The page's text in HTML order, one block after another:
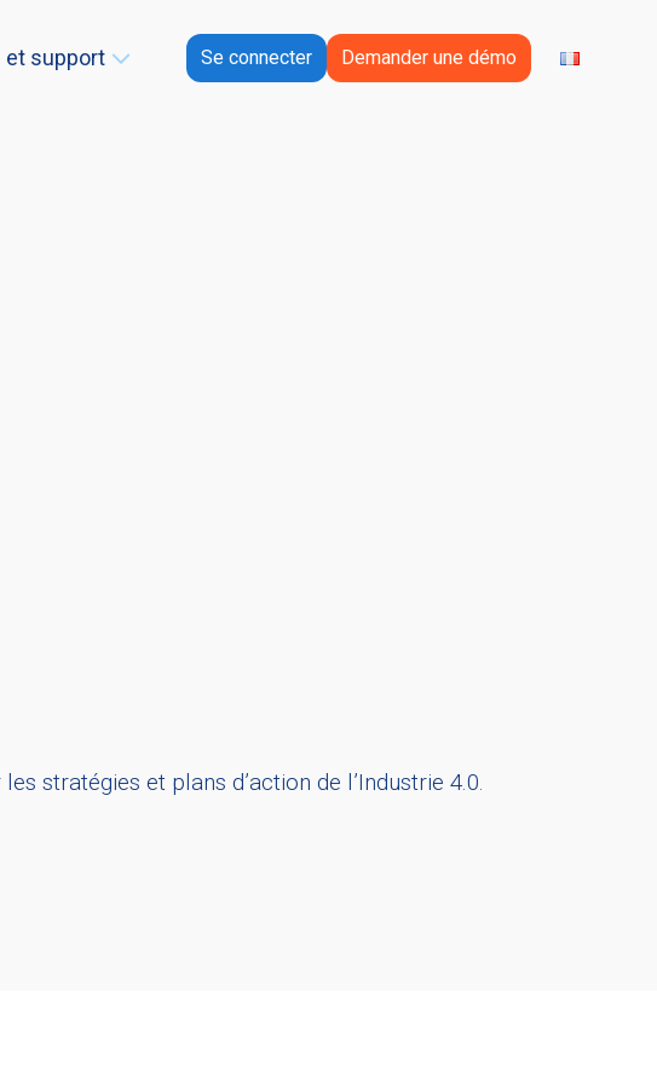
et support Se connecter Demander une démo
stratégies et plans d’action de l’Industrie 4.0.